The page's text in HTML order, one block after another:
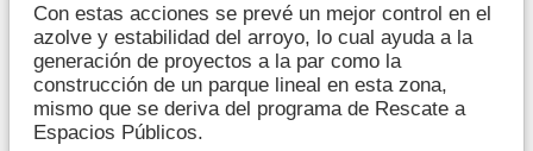
Con estas acciones se prevé un mejor control en el
azolve y estabilidad del arroyo, lo cual ayuda a la
generación de proyectos a la par como la
construcción de un parque lineal en esta zona,
mismo que se deriva del programa de Rescate a
Espacios Públicos.